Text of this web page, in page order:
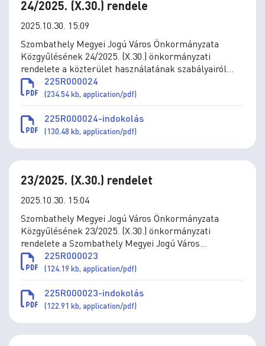
24/2025. (X.30.) rendele
2025.10.30. 15:09
Szombathely Megyei Jogú Város Önkormányzata
Közgyűlésének 24/2025. (X.30.) önkormányzati
rendelete a közterület használatának szabályairól
szóló 2/2011. (I.31.) önkormányzati rendelet
módosításáról
225R000024
(234.54 kb, application/pdf)
225R000024-indokolás
(130.48 kb, application/pdf)
23/2025. (X.30.) rendelet
2025.10.30. 15:04
Szombathely Megyei Jogú Város Önkormányzata
Közgyűlésének 23/2025. (X.30.) önkormányzati
rendelete a Szombathely Megyei Jogú Város
Önkormányzata által adományozható kitüntetésekről
szóló 7/2016. (III.1.) önkormányzati rendelet
módosításáról
225R000023
(124.19 kb, application/pdf)
225R000023-indokolás
(122.91 kb, application/pdf)